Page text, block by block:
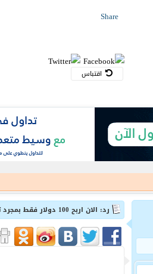
Share
اقتباس
رد: الان اربح 100 دولار فقط بمجرد تسجيلك